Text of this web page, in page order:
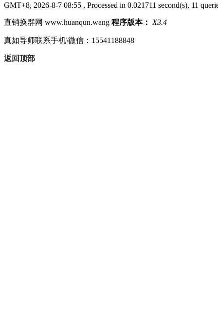
GMT+8, 2026-8-7 08:55 , Processed in 0.021711 second(s), 11
直销换群网 www.huanqun.wang 程序版本： X3.4
真如导师联系手机\微信：15541188848
返回顶部